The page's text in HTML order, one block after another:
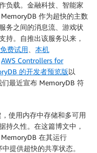
负载。金融科技、智能家
作为超快的主数
务之间的消息流、游戏状
持。自推出该服务以来，
费试用
本机
AWS Controllers for
的开发者预览版以
们最近宣布 MemoryDB 符
使用内存中存储和多可用
持久性。在这篇博文中，
在其运行
提供超快的共享状态。